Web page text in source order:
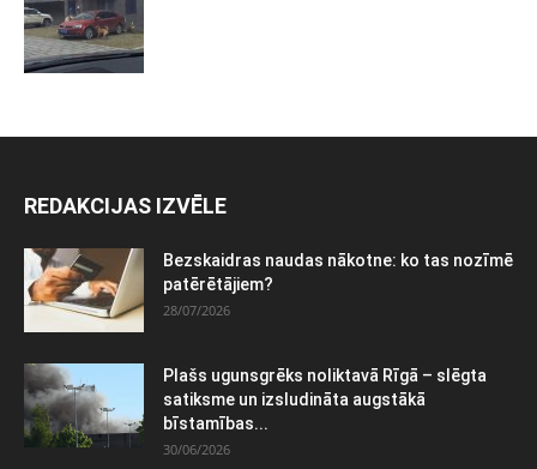
REDAKCIJAS IZVĒLE
Bezskaidras naudas nākotne: ko tas nozīmē
patērētājiem?
28/07/2026
Plašs ugunsgrēks noliktavā Rīgā – slēgta
satiksme un izsludināta augstākā
bīstamības...
30/06/2026